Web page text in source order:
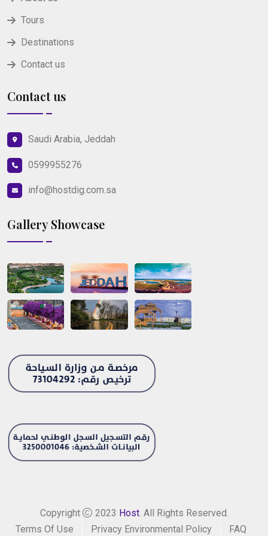
Tours
Destinations
Contact us
Contact us
Saudi Arabia, Jeddah
0599955276
info@hostdig.com.sa
Gallery Showcase
Copyright 2023 Host. All Rights Reserved.
Terms Of Use
Privacy Environmental Policy FAQ